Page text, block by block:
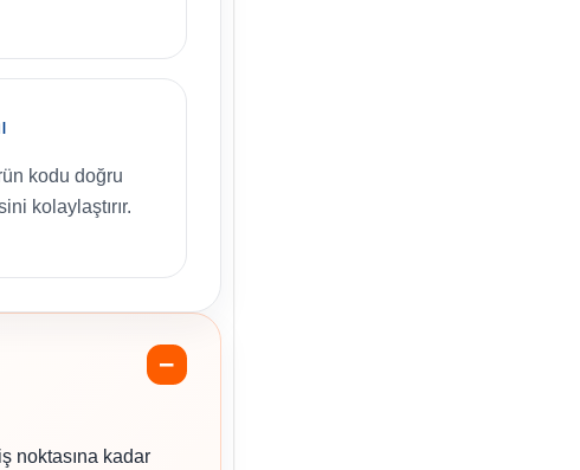
kodu doğru
kolaylaştırır.
noktasına kadar